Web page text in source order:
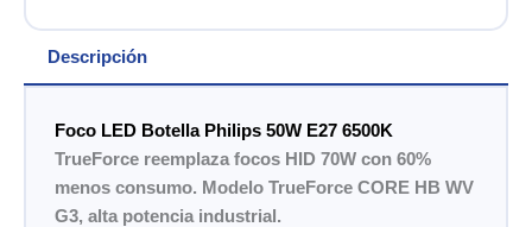
Descripción
Foco LED Botella Philips 50W E27 6500K
TrueForce reemplaza focos HID 70W con 60%
menos consumo. Modelo TrueForce CORE HB WV
G3, alta potencia industrial.